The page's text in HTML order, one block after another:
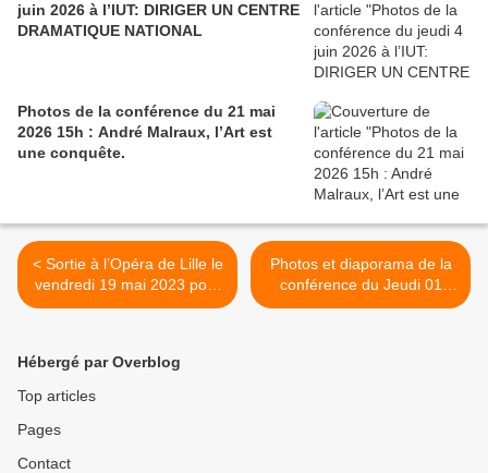
juin 2026 à l’IUT: DIRIGER UN CENTRE
DRAMATIQUE NATIONAL
Photos de la conférence du 21 mai
2026 15h : André Malraux, l’Art est
une conquête.
< Sortie à l’Opéra de Lille le
vendredi 19 mai 2023 pour
« Falstaff » de Verdi
Photos et diaporama de la
conférence du Jeudi 01
juin: Faire face à un
Hébergé par Overblog
Top articles
Pages
Contact